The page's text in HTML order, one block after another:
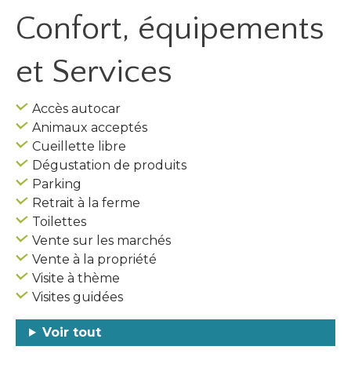
Confort, équipements
et Services
Accès autocar
Animaux acceptés
Cueillette libre
Dégustation de produits
Parking
Retrait à la ferme
Toilettes
Vente sur les marchés
Vente à la propriété
Visite à thème
Visites guidées
Voir tout